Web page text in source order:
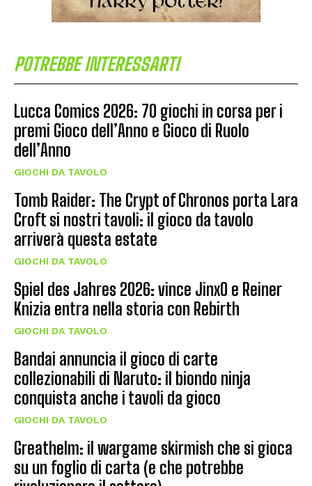
POTREBBE INTERESSARTI
Lucca Comics 2026: 70 giochi in corsa per i
premi Gioco dell’Anno e Gioco di Ruolo
dell’Anno
GIOCHI DA TAVOLO
Tomb Raider: The Crypt of Chronos porta Lara
Croft si nostri tavoli: il gioco da tavolo
arriverà questa estate
GIOCHI DA TAVOLO
Spiel des Jahres 2026: vince JinxO e Reiner
Knizia entra nella storia con Rebirth
GIOCHI DA TAVOLO
Bandai annuncia il gioco di carte
collezionabili di Naruto: il biondo ninja
conquista anche i tavoli da gioco
GIOCHI DA TAVOLO
Greathelm: il wargame skirmish che si gioca
su un foglio di carta (e che potrebbe